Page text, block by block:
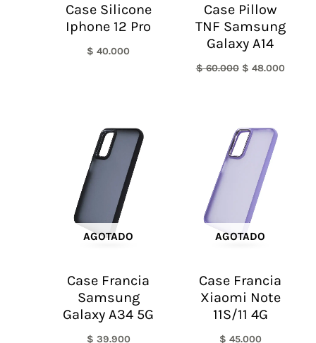
Case Silicone
Iphone 12 Pro
$ 40.000
Case Pillow
TNF Samsung
Galaxy A14
$60.000 $ 48.000
AGOTADO
Case Francia
Samsung
Galaxy A34 5G
$ 39.900
AGOTADO
Case Francia
Xiaomi Note
11S/11 4G
$ 45.000